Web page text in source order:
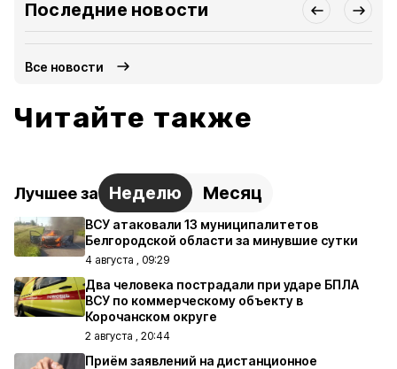
Последние новости
Все новости
Читайте также
Лучшее за Неделю Месяц
ВСУ атаковали 13 муниципалитетов
Белгородской области за минувшие сутки
4 августа , 09:29
Два человека пострадали при ударе БПЛА
ВСУ по коммерческому объекту в
Корочанском округе
2 августа , 20:44
Приём заявлений на дистанционное